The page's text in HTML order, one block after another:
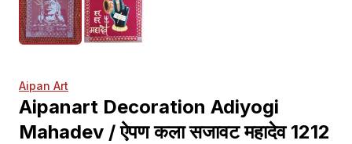
Aipan Art
Aipanart Decoration Adiyogi
Mahadev / ऐपण कला सजावट महादेव 1212